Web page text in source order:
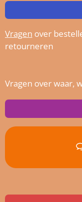
Vragen over
retourneren
Vragen over waar,